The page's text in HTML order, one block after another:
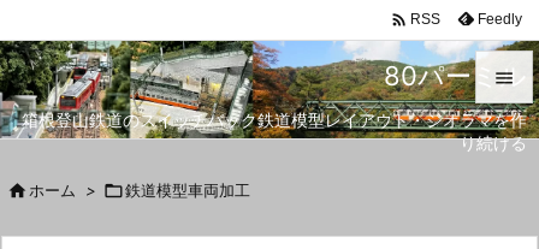
80パーミル
箱根登山鉄道のスイッチバック鉄道模型レイアウト・ジオラマを作
り続ける


メニュ
 RSS Feedly
 ホーム > 鉄道模型車両加工